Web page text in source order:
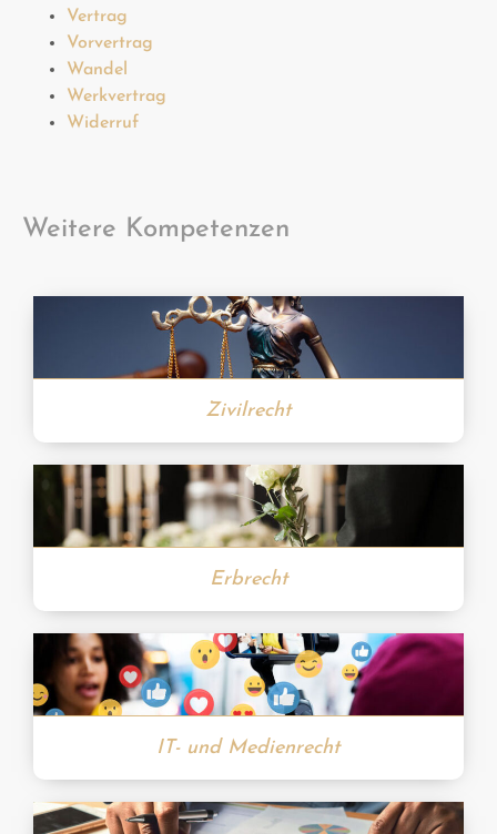
Vertrag
Vorvertrag
Wandel
Werkvertrag
Widerruf
Weitere Kompetenzen
Zivilrecht
Erbrecht
IT- und Medienrecht